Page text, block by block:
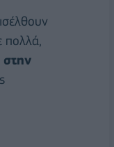
πολλά,